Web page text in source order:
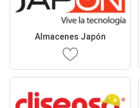
Almacenes Japón